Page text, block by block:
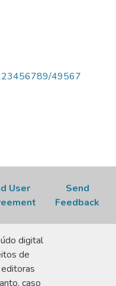
Gold
ON
2025, Munich,
13934). DOI:
49567.
49567
User
Send
Feedback
digital
de
caso